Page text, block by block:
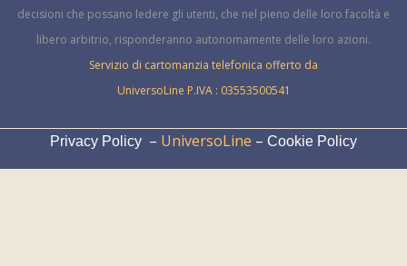
decisioni che possano ledere gli utenti, che nel pieno delle loro facoltà e
libero arbitrio, risponderanno autonomamente delle loro azioni.
Servizio di cartomanzia telefonica offerto da
UniversoLine P.IVA : 03553500541
Privacy Policy – UniversoLine – Cookie Policy